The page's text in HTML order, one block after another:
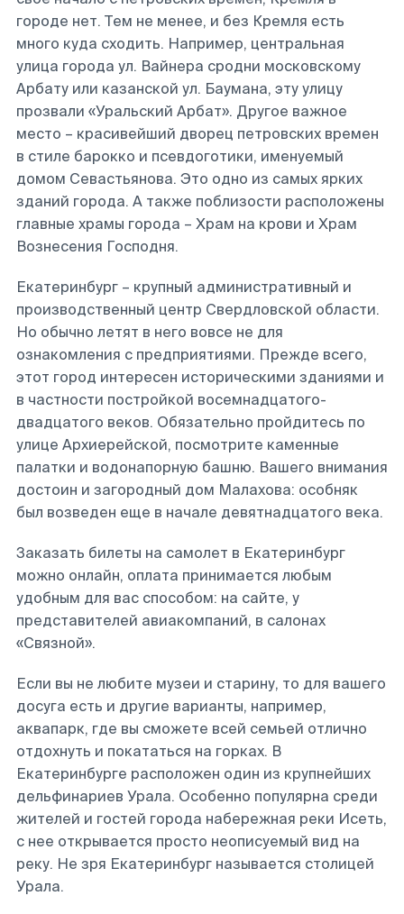
городе нет. Тем не менее, и без Кремля есть
много куда сходить. Например, центральная
улица города ул. Вайнера сродни московскому
Арбату или казанской ул. Баумана, эту улицу
прозвали «Уральский Арбат». Другое важное
место – красивейший дворец петровских времен
в стиле барокко и псевдоготики, именуемый
домом Севастьянова. Это одно из самых ярких
зданий города. А также поблизости расположены
главные храмы города – Храм на крови и Храм
Вознесения Господня.
Екатеринбург – крупный административный и
производственный центр Свердловской области.
Но обычно летят в него вовсе не для
ознакомления с предприятиями. Прежде всего,
этот город интересен историческими зданиями и
в частности постройкой восемнадцатого-
двадцатого веков. Обязательно пройдитесь по
улице Архиерейской, посмотрите каменные
палатки и водонапорную башню. Вашего внимания
достоин и загородный дом Малахова: особняк
был возведен еще в начале девятнадцатого века.
Заказать билеты на самолет в Екатеринбург
можно онлайн, оплата принимается любым
удобным для вас способом: на сайте, у
представителей авиакомпаний, в салонах
«Связной».
Если вы не любите музеи и старину, то для вашего
досуга есть и другие варианты, например,
аквапарк, где вы сможете всей семьей отлично
отдохнуть и покататься на горках. В
Екатеринбурге расположен один из крупнейших
дельфинариев Урала. Особенно популярна среди
жителей и гостей города набережная реки Исеть,
с нее открывается просто неописуемый вид на
реку. Не зря Екатеринбург называется столицей
Урала.